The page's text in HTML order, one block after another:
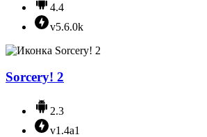
4.4
v5.6.0k
Sorcery! 2
2.3
v1.4a1